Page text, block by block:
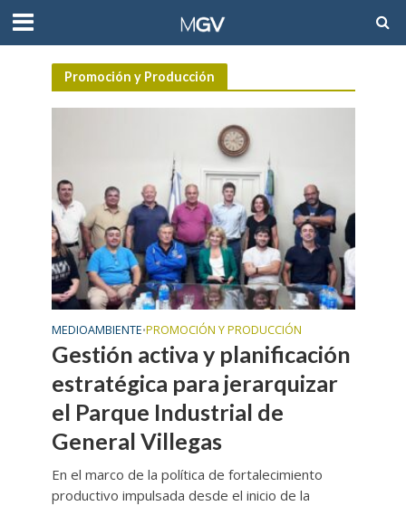
Promoción y Producción
MEDIOAMBIENTE•PROMOCIÓN Y PRODUCCIÓN
Gestión activa y planificación
estratégica para jerarquizar
el Parque Industrial de
General Villegas
En el marco de la política de fortalecimiento
productivo impulsada desde el inicio de la